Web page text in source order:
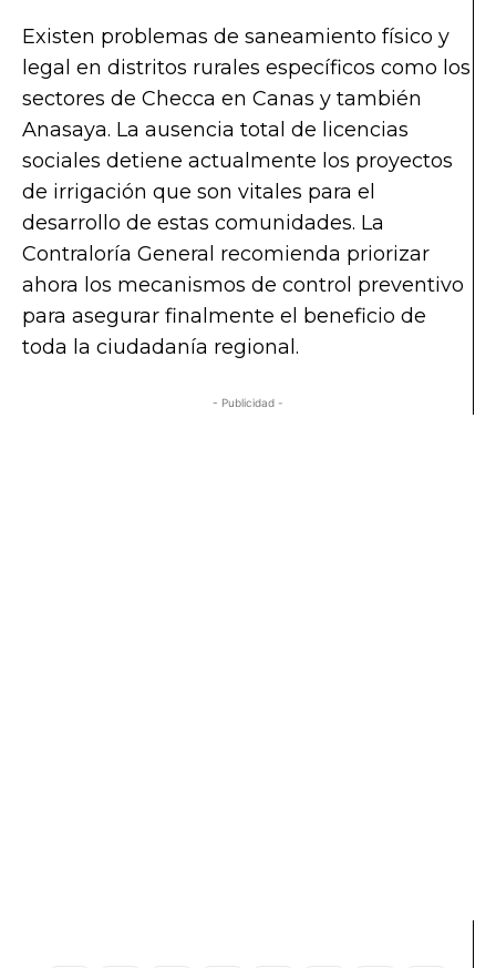
Existen problemas de saneamiento físico y
legal en distritos rurales específicos como los
sectores de Checca en Canas y también
Anasaya. La ausencia total de licencias
sociales detiene actualmente los proyectos
de irrigación que son vitales para el
desarrollo de estas comunidades. La
Contraloría General recomienda priorizar
ahora los mecanismos de control preventivo
para asegurar finalmente el beneficio de
toda la ciudadanía regional.
- Publicidad -